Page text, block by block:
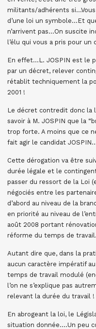
militants/adhérents
d’une loi un symbole…Et
n’arrivent pas…On suscite
l’élu qui vous a pris pour un
En effet…L. JOSPIN est le
par un décret, relever
rétablit techniquement la
2001 !
Le décret contredit donc la
savoir à M. JOSPIN que la
trop forte. A moins que ce
fait agir le candidat
Cette dérogation va être
durée légale et le
passer du ressort de la Loi
négociés entre les
d’abord au niveau de la
en priorité au niveau de
août 2008 portant
réforme du temps de travail.
Autant dire que, dans la
aucun caractère impératif
temps de travail modulé
l’on ne s’explique pas
relevant la durée du travail !
En abrogeant la loi, le
situation donnée….Un peu